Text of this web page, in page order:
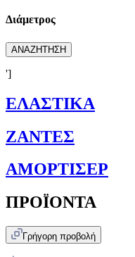
Διάμετρος
ΑΝΑΖΗΤΗΣΗ
']
ΕΛΑΣΤΙΚΑ
ΖΑΝΤΕΣ
ΑΜΟΡΤΙΣΕΡ
ΠΡΟΪΟΝΤΑ
Γρήγορη προβολή